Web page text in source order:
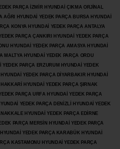
PARÇA İZMİR HYUNDAİ ÇIKMA ORJİNAL
AĞRI HYUNDAİ YEDEK PARÇA BURSA HYUNDAİ
KONYA HYUNDAİ YEDEK PARÇA ANTALYA
PARÇA ÇANKIRI HYUNDAİ YEDEK PARÇA
HYUNDAİ YEDEK PARÇA AMASYA HYUNDAİ
MALTYA HYUNDAİ YEDEK PARÇA ORDU
PARÇA ERZURUM HYUNDAİ YEDEK
YEDEK PARÇA DİYARBAKIR HYUNDAİ
HYUNDAİ YEDEK PARÇA ŞIRNAK
PARÇA URFA HYUNDAİ YEDEK PARÇA
YEDEK PARÇA DENİZLİ HYUNDAİ YEDEK
HYUNDAİ YEDEK PARÇA EDİRNE
PARÇA MERSİN HYUNDAİ YEDEK PARÇA
YEDEK PARÇA KARABÜK HYUNDAİ
KASTAMONU HYUNDAİ YEDEK PARÇA